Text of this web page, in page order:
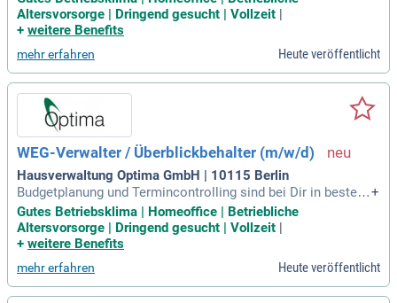
Altersvorsorge | Dringend gesucht | Vollzeit |
+ weitere Benefits
mehr erfahren Heute veröffentlicht
WEG-Verwalter / Überblickbehalter (m/w/d)
Hausverwaltung Optima GmbH | 10115 Berlin
Budgetplanung und Termincontrolling sind bei Dir in besten
Händen – Du hast die Zahlen und Termine fest im Griff.
+
Gutes Betriebsklima | Homeoffice | Betriebliche
Altersvorsorge | Dringend gesucht | Vollzeit
+ weitere Benefits
mehr erfahren Heute veröffentlicht